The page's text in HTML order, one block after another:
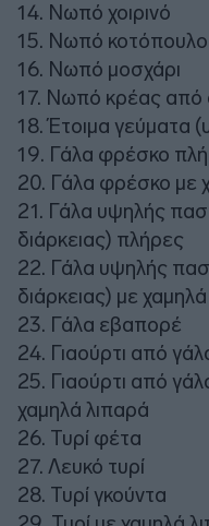
14. Νωπό χοιρινό
15. Νωπό κοτόπουλο
16. Νωπό μοσχάρι
17. Νωπό κρέας από
18. Έτοιμα γεύματα
19. Γάλα φρέσκο
20. Γάλα φρέσκο με
21. Γάλα υψηλής
διάρκειας) πλήρες
22. Γάλα υψηλής
διάρκειας) με
23. Γάλα εβαπορέ
24. Γιαούρτι από
25. Γιαούρτι από
χαμηλά λιπαρά
26. Τυρί φέτα
27. Λευκό τυρί
28. Τυρί γκούντα